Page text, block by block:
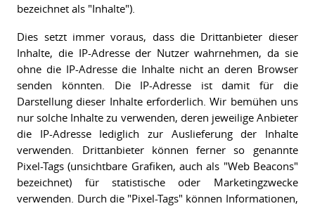
bezeichnet als "Inhalte").
Dies setzt immer voraus, dass die Drittanbieter dieser
Inhalte, die IP-Adresse der Nutzer wahrnehmen, da sie
ohne die IP-Adresse die Inhalte nicht an deren Browser
senden könnten. Die IP-Adresse ist damit für die
Darstellung dieser Inhalte erforderlich. Wir bemühen uns
nur solche Inhalte zu verwenden, deren jeweilige Anbieter
die IP-Adresse lediglich zur Auslieferung der Inhalte
verwenden. Drittanbieter können ferner so genannte
Pixel-Tags (unsichtbare Grafiken, auch als "Web Beacons"
bezeichnet) für statistische oder Marketingzwecke
verwenden. Durch die "Pixel-Tags" können Informationen,